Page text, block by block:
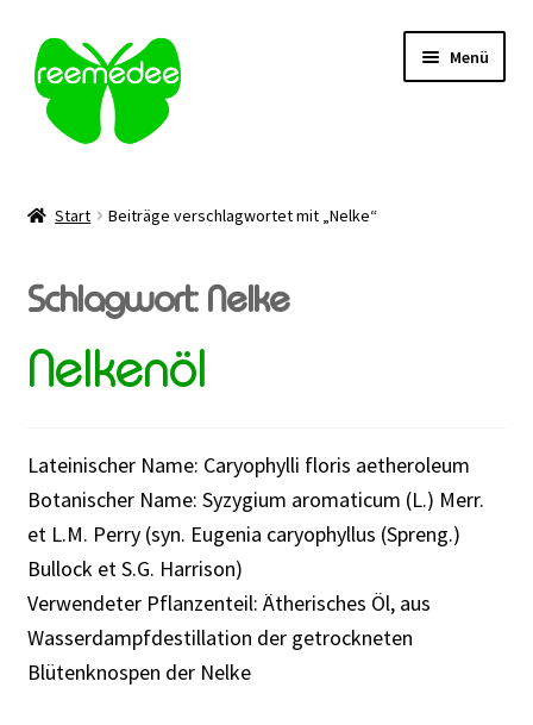
Zur
Navigation
springen
Zum
Inhalt
springen
Menü
Verabreichung
Sale
Kontakt | FAQ
Rabattaktion
Start Beiträge verschlagwortet mit „Nelke“
Schlagwort: Nelke
Nelkenöl
Lateinischer Name: Caryophylli floris aetheroleum
Botanischer Name: Syzygium aromaticum (L.) Merr.
et L.M. Perry (syn. Eugenia caryophyllus (Spreng.)
Bullock et S.G. Harrison)
Verwendeter Pflanzenteil: Ätherisches Öl, aus
Wasserdampfdestillation der getrockneten
Blütenknospen der Nelke